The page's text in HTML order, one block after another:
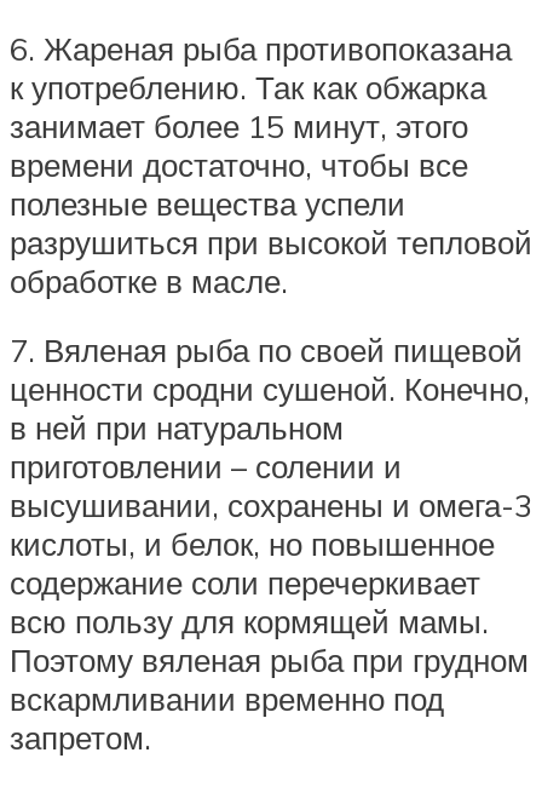
6. Жареная рыба противопоказана
к употреблению. Так как обжарка
занимает более 15 минут, этого
времени достаточно, чтобы все
полезные вещества успели
разрушиться при высокой тепловой
обработке в масле.
7. Вяленая рыба по своей пищевой
ценности сродни сушеной. Конечно,
в ней при натуральном
приготовлении – солении и
высушивании, сохранены и омега-3
кислоты, и белок, но повышенное
содержание соли перечеркивает
всю пользу для кормящей мамы.
Поэтому вяленая рыба при грудном
вскармливании временно под
запретом.